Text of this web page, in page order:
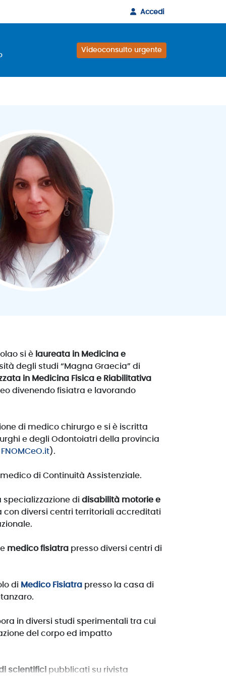
Accedi
Videoconsulto urgente
- Martedì
si è laureata in Medicina e
degli studi “Magna Graecia” di
in Medicina Fisica e Riabilitativa
divenendo fisiatra e lavorando
di medico chirurgo e si è iscritta
e degli Odontoiatri della provincia
).
di Continuità Assistenziale.
specializzazione di disabilità motorie e
con diversi centri territoriali accreditati
medico fisiatra presso diversi centri di
di Medico Fisiatra presso la casa di
in diversi studi sperimentali tra cui
del corpo ed impatto
scientifici pubblicati su rivista